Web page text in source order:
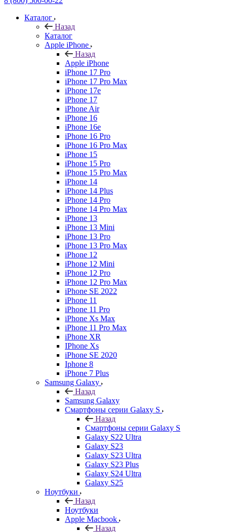
Каталог
Назад
Каталог
Apple iPhone
Назад
Apple iPhone
iPhone 17 Pro
iPhone 17 Pro Max
iPhone 17e
iPhone 17
iPhone Air
iPhone 16
iPhone 16e
iPhone 16 Pro
iPhone 16 Pro Max
iPhone 15
iPhone 15 Pro
iPhone 15 Pro Max
iPhone 14
iPhone 14 Plus
iPhone 14 Pro
iPhone 14 Pro Max
iPhone 13
iPhone 13 Mini
iPhone 13 Pro
iPhone 13 Pro Max
iPhone 12
iPhone 12 Mini
iPhone 12 Pro
iPhone 12 Pro Max
iPhone SE 2022
iPhone 11
iPhone 11 Pro
iPhone Xs Max
iPhone 11 Pro Max
iPhone XR
IPhone Xs
iPhone SE 2020
Iphone 8
iPhone 7 Plus
Samsung Galaxy
Назад
Samsung Galaxy
Смартфоны серии Galaxy S
Назад
Смартфоны серии Galaxy S
Galaxy S22 Ultra
Galaxy S23
Galaxy S23 Ultra
Galaxy S23 Plus
Galaxy S24 Ultra
Galaxy S25
Ноутбуки
Назад
Ноутбуки
Apple Macbook
Назад